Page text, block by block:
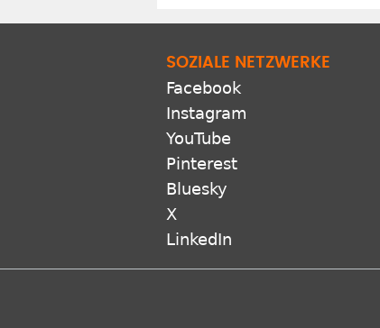
SOZIALE NETZWERKE
Facebook
Instagram
YouTube
Pinterest
Bluesky
X
LinkedIn